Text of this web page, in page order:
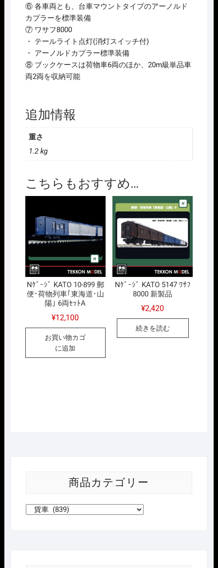
⑥ 各車両とも、台車マウントタイプのアーノルド
カプラーを標準装備
⑦ ワサフ8000
・ テールライト点灯(消灯スイッチ付)
・ アーノルドカプラー標準装備
⑧ ブックケースは荷物車6両のほか、20m級単品車
両2両を収納可能
追加情報
重さ
1.2 kg
こちらもおすすめ…
Nｹﾞｰｼﾞ KATO 10-899 郵
便･荷物列車｢東海道･山
陽｣ 6両ｾｯﾄA
¥12,100
お買い物カゴ
に追加
Nｹﾞｰｼﾞ KATO 5147 ﾜｻﾌ
8000 新製品
¥2,420
続きを読む
商品カテゴリー